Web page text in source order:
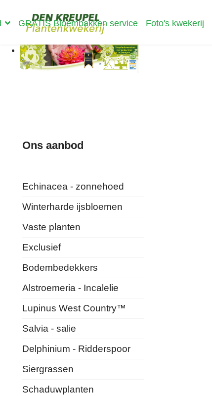
GRATIS Bloembakken service Foto's kwekerij
Ons aanbod
Echinacea - zonnehoed
Winterharde ijsbloemen
Vaste planten
Exclusief
Bodembedekkers
Alstroemeria - Incalelie
Lupinus West Country™
Salvia - salie
Delphinium - Ridderspoor
Siergrassen
Schaduwplanten